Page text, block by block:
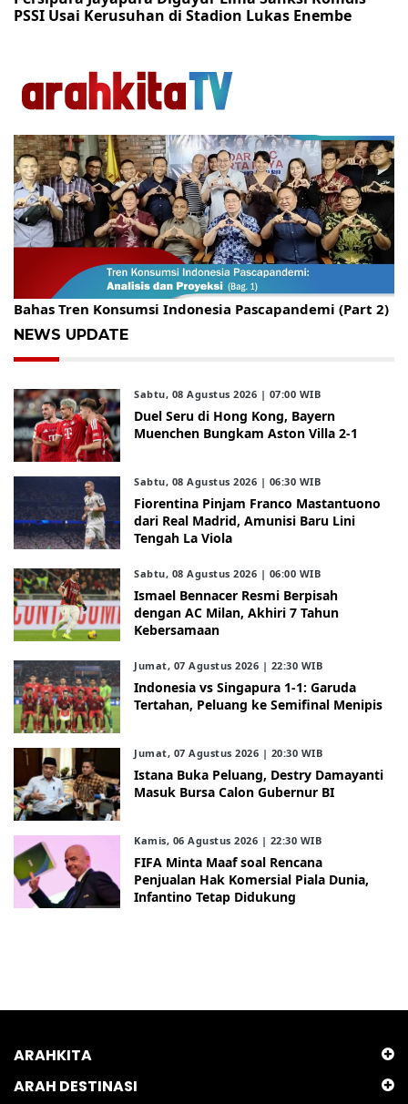
PSSI Usai Kerusuhan di Stadion Lukas Enembe
Gelar Kopdar, KBC Jakarta Raya Hadirkan Pakar Ritel
Bahas Tren Konsumsi Indonesia Pascapandemi (Part 2)
NEWS UPDATE
Sabtu, 08 Agustus 2026 | 07:00 WIB
Duel Seru di Hong Kong, Bayern
Muenchen Bungkam Aston Villa 2-1
Sabtu, 08 Agustus 2026 | 06:30 WIB
Fiorentina Pinjam Franco Mastantuono
dari Real Madrid, Amunisi Baru Lini
Tengah La Viola
Sabtu, 08 Agustus 2026 | 06:00 WIB
Ismael Bennacer Resmi Berpisah
dengan AC Milan, Akhiri 7 Tahun
Kebersamaan
Jumat, 07 Agustus 2026 | 22:30 WIB
Indonesia vs Singapura 1-1: Garuda
Tertahan, Peluang ke Semifinal Menipis
Jumat, 07 Agustus 2026 | 20:30 WIB
Istana Buka Peluang, Destry Damayanti
Masuk Bursa Calon Gubernur BI
Kamis, 06 Agustus 2026 | 22:30 WIB
FIFA Minta Maaf soal Rencana
Penjualan Hak Komersial Piala Dunia,
Infantino Tetap Didukung
ARAHKITA
ARAH DESTINASI